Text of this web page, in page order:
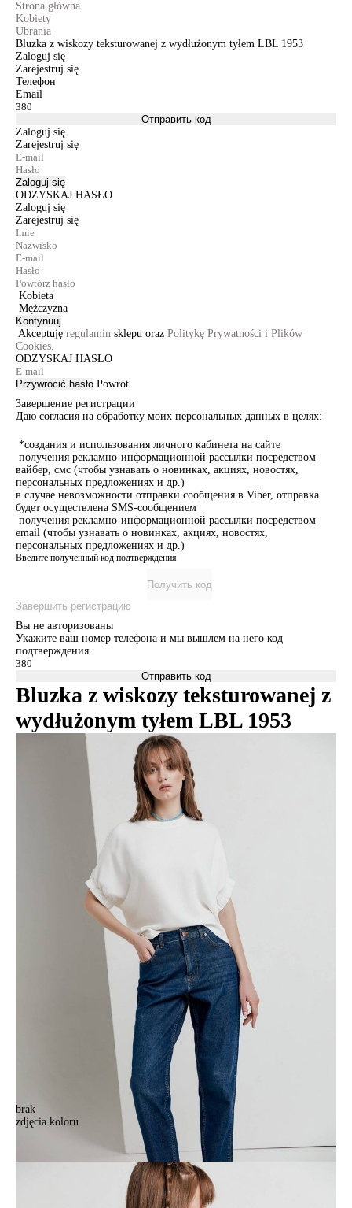
Strona główna
Kobiety
Ubrania
Bluzka z wiskozy teksturowanej z wydłużonym tyłem LBL 1953
Zaloguj się
Zarejestruj się
Телефон
Email
Отправить код
Zaloguj się
Zarejestruj się
Zaloguj się
ODZYSKAJ HASŁO
Zaloguj się
Zarejestruj się
Kobieta
Mężczyzna
Kontynuuj
Akceptuję regulamin sklepu oraz Politykę Prywatności i Plików
Cookies.
ODZYSKAJ HASŁO
Przywrócić hasło Powrót
Завершение регистрации
Даю согласия на обработку моих персональных данных в целях:
*создания и использования личного кабинета на сайте
получения рекламно-информационной рассылки посредством
вайбер, смс (чтобы узнавать о новинках, акциях, новостях,
персональных предложениях и др.)
в случае невозможности отправки сообщения в Viber, отправка
будет осуществлена SMS-сообщением
получения рекламно-информационной рассылки посредством
email (чтобы узнавать о новинках, акциях, новостях,
персональных предложениях и др.)
Введите полученный код подтверждения
Получить код
Завершить регистрацию
Вы не авторизованы
Укажите ваш номер телефона и мы вышлем на него код
подтверждения.
Отправить код
Bluzka z wiskozy teksturowanej z
wydłużonym tyłem LBL 1953
brak
zdjęcia koloru
209,90 zł